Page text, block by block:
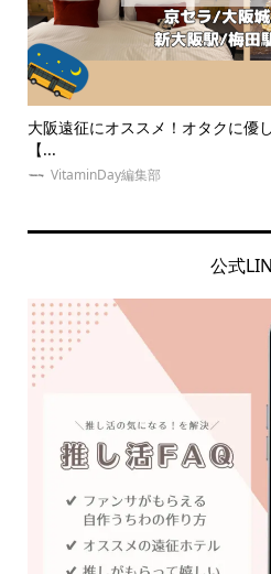
大阪遠征にオススメ！オタクに優
【...
VitaminDay編集部
公式